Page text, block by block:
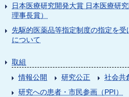
日本医療研究開発大賞 日本医療研
理事長賞）
先駆的医薬品等指定制度の指定を
について
取組
情報公開
研究公正
社会共
研究への患者・市民参画（PPI）